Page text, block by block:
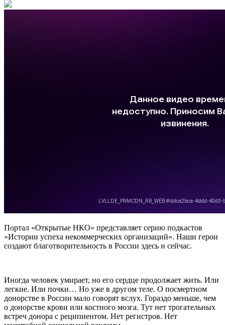
Портал «Открытые НКО» представляет серию подкастов
«Истории успеха некоммерческих организаций». Наши герои
создают благотворительность в России здесь и сейчас.
Иногда человек умирает, но его сердце продолжает жить. Или
легкие. Или почки… Но уже в другом теле. О посмертном
донорстве в России мало говорят вслух. Гораздо меньше, чем
о донорстве крови или костного мозга. Тут нет трогательных
встреч донора с реципиентом. Нет регистров. Нет